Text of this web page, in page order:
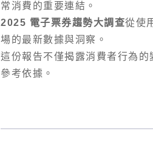
常消費的重要連結。
2025 電子票券趨勢大調查從使
場的最新數據與洞察。
這份報告不僅揭露消費者行為
參考依據。